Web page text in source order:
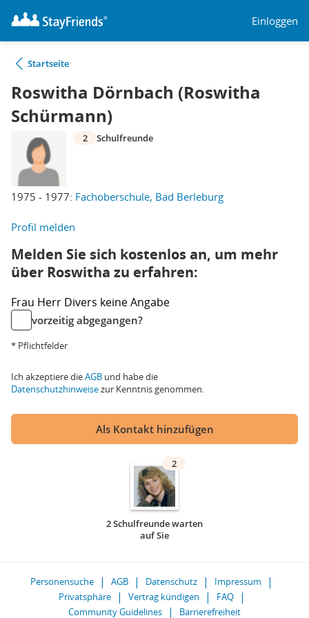
Einloggen
Startseite
Roswitha Dörnbach (Roswitha
Schürmann)
1975 - 1977: Fachoberschule, Bad Berleburg
2 Schulfreunde
Profil melden
Melden Sie sich kostenlos an, um mehr
über Roswitha zu erfahren:
Frau Herr Divers keine Angabe
vorzeitig abgegangen?
* Pflichtfelder
Ich akzeptiere dieAGB und habe die
Datenschutzhinweisezur Kenntnis genommen.
Als Kontakt hinzufügen
2
2 Schulfreunde warten
auf Sie
Personensuche AGB Datenschutz
Impressum
Privatsphäre
Vertrag kündigen
FAQ
Community Guidelines
Barrierefreiheit